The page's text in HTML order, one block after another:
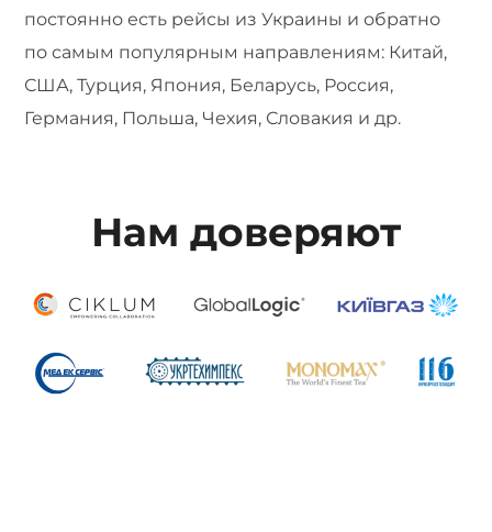
постоянно есть рейсы из Украины и обратно
по самым популярным направлениям: Китай,
США, Турция, Япония, Беларусь, Россия,
Германия, Польша, Чехия, Словакия и др.
Нам доверяют